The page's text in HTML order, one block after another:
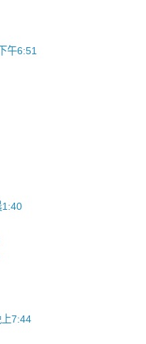
午6:51
1:40
7:44